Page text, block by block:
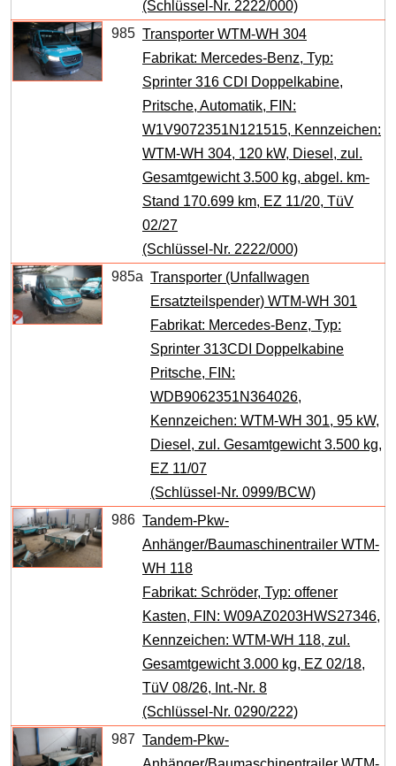
(Schlüssel-Nr. 2222/000)
985 Transporter WTM-WH 304
Fabrikat: Mercedes-Benz, Typ:
Sprinter 316 CDI Doppelkabine,
Pritsche, Automatik, FIN:
W1V9072351N121515, Kennzeichen:
WTM-WH 304, 120 kW, Diesel, zul.
Gesamtgewicht 3.500 kg, abgel. km-
Stand 170.699 km, EZ 11/20, TüV
02/27
(Schlüssel-Nr. 2222/000)
985a Transporter (Unfallwagen
Ersatzteilspender) WTM-WH 301
Fabrikat: Mercedes-Benz, Typ:
Sprinter 313CDI Doppelkabine
Pritsche, FIN:
WDB9062351N364026,
Kennzeichen: WTM-WH 301, 95 kW,
Diesel, zul. Gesamtgewicht 3.500 kg,
EZ 11/07
(Schlüssel-Nr. 0999/BCW)
986 Tandem-Pkw-
Anhänger/Baumaschinentrailer WTM-
WH 118
Fabrikat: Schröder, Typ: offener
Kasten, FIN: W09AZ0203HWS27346,
Kennzeichen: WTM-WH 118, zul.
Gesamtgewicht 3.000 kg, EZ 02/18,
TüV 08/26, Int.-Nr. 8
(Schlüssel-Nr. 0290/222)
987 Tandem-Pkw-